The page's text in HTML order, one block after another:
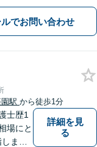
・企業内のトラブルは
。安心して経営に集中
ルでお問い合わせ
駅 から徒歩1分
士歴1
場にと
ま
詳細を見
る